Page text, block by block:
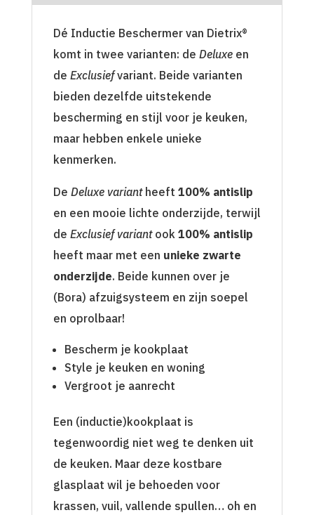
Dé Inductie Beschermer van Dietrix®
komt in twee varianten: de Deluxeen
de Exclusiefvariant. Beide varianten
bieden dezelfde uitstekende
bescherming en stijl voor je keuken,
maar hebben enkele unieke
kenmerken.
De Deluxe variantheeft 100% antislip
en een mooie lichte onderzijde, terwijl
de Exclusief variantook 100% antislip
heeft maar met een unieke zwarte
onderzijde. Beide kunnen over je
(Bora) afzuigsysteem en zijn soepel
en oprolbaar!
Bescherm je kookplaat
Style je keuken en woning
Vergroot je aanrecht
Een (inductie)kookplaat is
tegenwoordig niet weg te denken uit
de keuken. Maar deze kostbare
glasplaat wil je behoeden voor
krassen, vuil, vallende spullen… oh en